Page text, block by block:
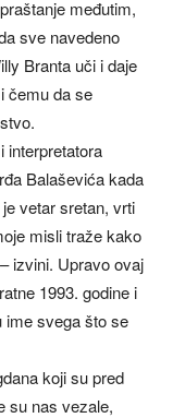
međutim,
sve navedeno
Branta uči i daje
čemu da se
interpretatora
Balaševića kada
vetar sretan, vrti
misli traže kako
izvini. Upravo ovaj
1993. godine i
ime svega što se
koji su pred
su nas vezale,